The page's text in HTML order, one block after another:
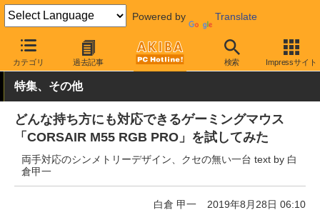
Powered by Translate
カテゴリ 過去記事 検索 Impressサイト
AKIBA PC Hotline! PC周辺機器 マウス ゲーミングマウス
特集、その他
どんな持ち方にも対応できるゲーミングマウス
「CORSAIR M55 RGB PRO」を試してみた
両手対応のシンメトリーデザイン、クセの無い一台 text by 白
倉甲一
白倉 甲一 2019年8月28日 06:10